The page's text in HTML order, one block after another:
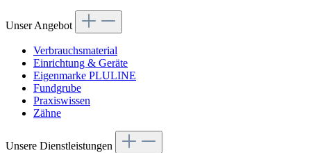
Unser Angebot
Verbrauchsmaterial
Einrichtung & Geräte
Eigenmarke PLULINE
Fundgrube
Praxiswissen
Zähne
Unsere Dienstleistungen